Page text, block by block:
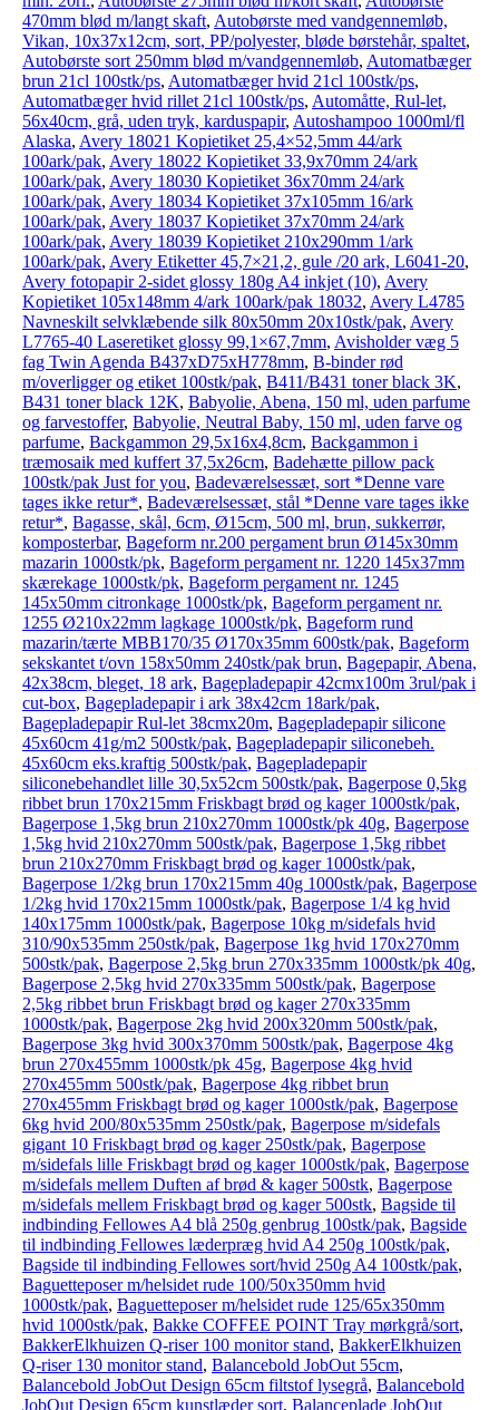
470mm blød m/langt skaft, Autobørste med vandgennemløb,
Vikan, 10x37x12cm, sort, PP/polyester, bløde børstehår, spaltet,
Autobørste sort 250mm blød m/vandgennemløb, Automatbæger
brun 21cl 100stk/ps, Automatbæger hvid 21cl 100stk/ps,
Automatbæger hvid rillet 21cl 100stk/ps, Automåtte, Rul-let,
56x40cm, grå, uden tryk, karduspapir, Autoshampoo 1000ml/fl
Alaska, Avery 18021 Kopietiket 25,4×52,5mm 44/ark
100ark/pak, Avery 18022 Kopietiket 33,9x70mm 24/ark
100ark/pak, Avery 18030 Kopietiket 36x70mm 24/ark
100ark/pak, Avery 18034 Kopietiket 37x105mm 16/ark
100ark/pak, Avery 18037 Kopietiket 37x70mm 24/ark
100ark/pak, Avery 18039 Kopietiket 210x290mm 1/ark
100ark/pak, Avery Etiketter 45,7×21,2, gule /20 ark, L6041-20,
Avery fotopapir 2-sidet glossy 180g A4 inkjet (10), Avery
Kopietiket 105x148mm 4/ark 100ark/pak 18032, Avery L4785
Navneskilt selvklæbende silk 80x50mm 20x10stk/pak, Avery
L7765-40 Laseretiket glossy 99,1×67,7mm, Avisholder væg 5
fag Twin Agenda B437xD75xH778mm, B-binder rød
m/overligger og etiket 100stk/pak, B411/B431 toner black 3K,
B431 toner black 12K, Babyolie, Abena, 150 ml, uden parfume
og farvestoffer, Babyolie, Neutral Baby, 150 ml, uden farve og
parfume, Backgammon 29,5x16x4,8cm, Backgammon i
træmosaik med kuffert 37,5x26cm, Badehætte pillow pack
100stk/pak Just for you, Badeværelsessæt, sort *Denne vare
tages ikke retur*, Badeværelsessæt, stål *Denne vare tages ikke
retur*, Bagasse, skål, 6cm, Ø15cm, 500 ml, brun, sukkerrør,
komposterbar, Bageform nr.200 pergament brun Ø145x30mm
mazarin 1000stk/pk, Bageform pergament nr. 1220 145x37mm
skærekage 1000stk/pk, Bageform pergament nr. 1245
145x50mm citronkage 1000stk/pk, Bageform pergament nr.
1255 Ø210x22mm lagkage 1000stk/pk, Bageform rund
mazarin/tærte MBB170/35 Ø170x35mm 600stk/pak, Bageform
sekskantet t/ovn 158x50mm 240stk/pak brun, Bagepapir, Abena,
42x38cm, bleget, 18 ark, Bagepladepapir 42cmx100m 3rul/pak i
cut-box, Bagepladepapir i ark 38x42cm 18ark/pak,
Bagepladepapir Rul-let 38cmx20m, Bagepladepapir silicone
45x60cm 41g/m2 500stk/pak, Bagepladepapir siliconebeh.
45x60cm eks.kraftig 500stk/pak, Bagepladepapir
siliconebehandlet lille 30,5x52cm 500stk/pak, Bagerpose 0,5kg
ribbet brun 170x215mm Friskbagt brød og kager 1000stk/pak,
Bagerpose 1,5kg brun 210x270mm 1000stk/pk 40g, Bagerpose
1,5kg hvid 210x270mm 500stk/pak, Bagerpose 1,5kg ribbet
brun 210x270mm Friskbagt brød og kager 1000stk/pak,
Bagerpose 1/2kg brun 170x215mm 40g 1000stk/pak, Bagerpose
1/2kg hvid 170x215mm 1000stk/pak, Bagerpose 1/4 kg hvid
140x175mm 1000stk/pak, Bagerpose 10kg m/sidefals hvid
310/90x535mm 250stk/pak, Bagerpose 1kg hvid 170x270mm
500stk/pak, Bagerpose 2,5kg brun 270x335mm 1000stk/pk 40g,
Bagerpose 2,5kg hvid 270x335mm 500stk/pak, Bagerpose
2,5kg ribbet brun Friskbagt brød og kager 270x335mm
1000stk/pak, Bagerpose 2kg hvid 200x320mm 500stk/pak,
Bagerpose 3kg hvid 300x370mm 500stk/pak, Bagerpose 4kg
brun 270x455mm 1000stk/pk 45g, Bagerpose 4kg hvid
270x455mm 500stk/pak, Bagerpose 4kg ribbet brun
270x455mm Friskbagt brød og kager 1000stk/pak, Bagerpose
6kg hvid 200/80x535mm 250stk/pak, Bagerpose m/sidefals
gigant 10 Friskbagt brød og kager 250stk/pak, Bagerpose
m/sidefals lille Friskbagt brød og kager 1000stk/pak, Bagerpose
m/sidefals mellem Duften af brød & kager 500stk, Bagerpose
m/sidefals mellem Friskbagt brød og kager 500stk, Bagside til
indbinding Fellowes A4 blå 250g genbrug 100stk/pak, Bagside
til indbinding Fellowes læderpræg hvid A4 250g 100stk/pak,
Bagside til indbinding Fellowes sort/hvid 250g A4 100stk/pak,
Baguetteposer m/helsidet rude 100/50x350mm hvid
1000stk/pak, Baguetteposer m/helsidet rude 125/65x350mm
hvid 1000stk/pak, Bakke COFFEE POINT Tray mørkgrå/sort,
BakkerElkhuizen Q-riser 100 monitor stand, BakkerElkhuizen
Q-riser 130 monitor stand, Balancebold JobOut 55cm,
Balancebold JobOut Design 65cm filtstof lysegrå, Balancebold
JobOut Design 65cm kunstlæder sort, Balanceplade JobOut